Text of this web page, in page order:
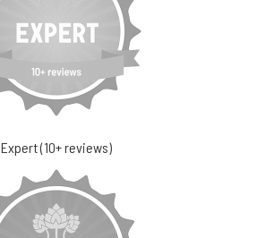
Expert (10+ reviews)